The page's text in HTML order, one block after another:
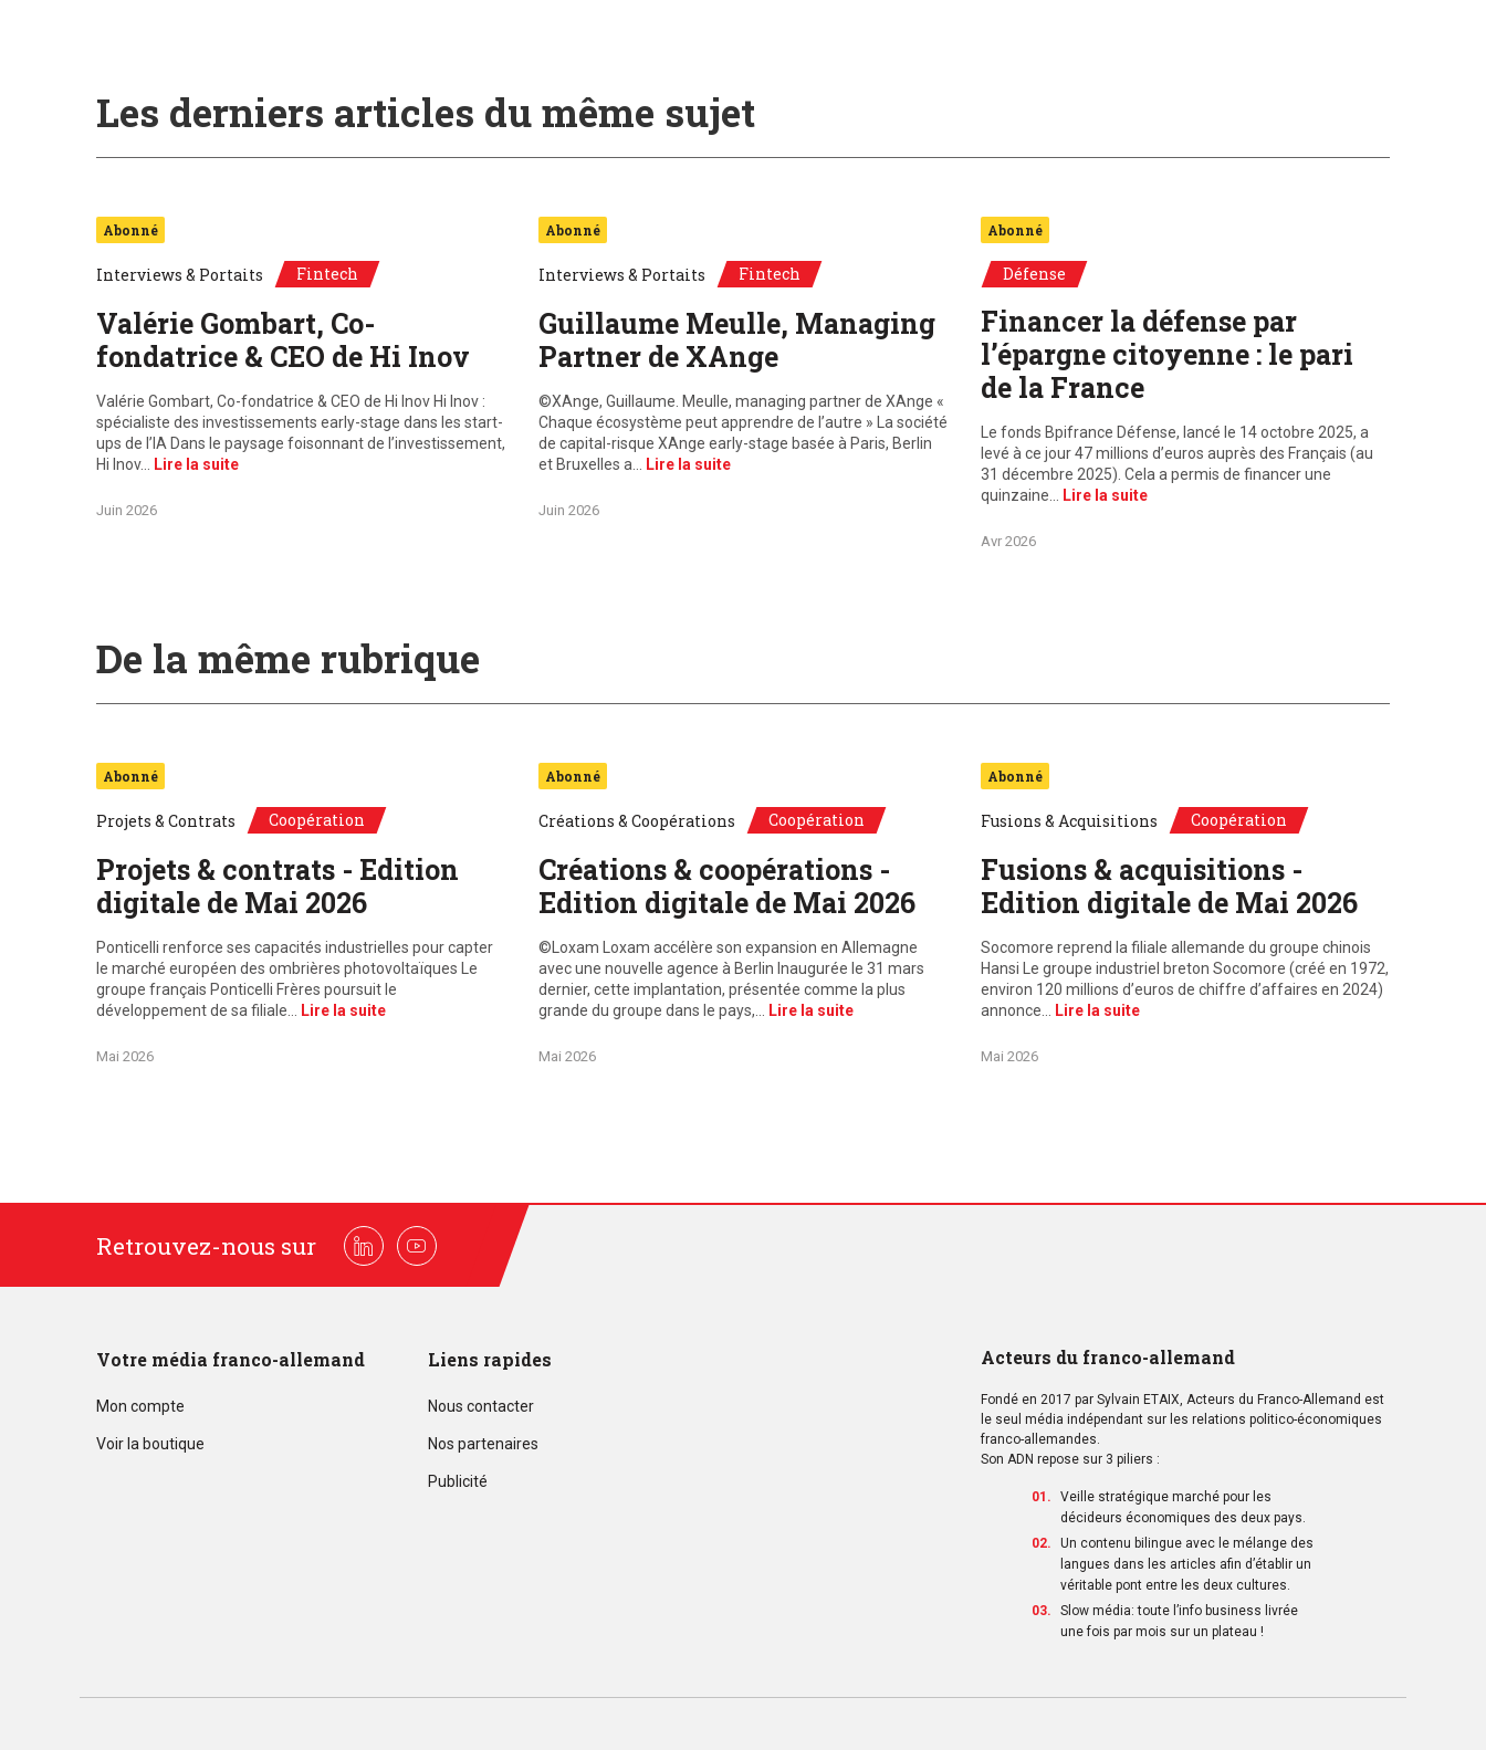
Les derniers articles du même sujet
Abonné
Interviews & Portaits Fintech
Valérie Gombart, Co-
fondatrice & CEO de Hi Inov
Valérie Gombart, Co-fondatrice & CEO de Hi Inov Hi Inov :
spécialiste des investissements early-stage dans les start-
ups de l’IA Dans le paysage foisonnant de l’investissement,
Hi Inov…
Lire la suite
Juin 2026
Abonné
Interviews & Portaits Fintech
Guillaume Meulle, Managing
Partner de XAnge
©XAnge, Guillaume. Meulle, managing partner de XAnge «
Chaque écosystème peut apprendre de l’autre » La société
de capital-risque XAnge early-stage basée à Paris, Berlin
et Bruxelles a…
Lire la suite
Juin 2026
Abonné
Défense
Financer la défense par
l’épargne citoyenne : le pari
de la France
Le fonds Bpifrance Défense, lancé le 14 octobre 2025, a
levé à ce jour 47 millions d’euros auprès des Français (au
31 décembre 2025). Cela a permis de financer une
quinzaine…
Lire la suite
Avr 2026
De la même rubrique
Abonné
Projets & Contrats Coopération
Projets & contrats - Edition
digitale de Mai 2026
Ponticelli renforce ses capacités industrielles pour capter
le marché européen des ombrières photovoltaïques Le
groupe français Ponticelli Frères poursuit le
développement de sa filiale…
Lire la suite
Mai 2026
Abonné
Créations & Coopérations Coopération
Créations & coopérations -
Edition digitale de Mai 2026
©Loxam Loxam accélère son expansion en Allemagne
avec une nouvelle agence à Berlin Inaugurée le 31 mars
dernier, cette implantation, présentée comme la plus
grande du groupe dans le pays,…
Lire la suite
Mai 2026
Abonné
Fusions & Acquisitions Coopération
Fusions & acquisitions -
Edition digitale de Mai 2026
Socomore reprend la filiale allemande du groupe chinois
Hansi Le groupe industriel breton Socomore (créé en 1972,
environ 120 millions d’euros de chiffre d’affaires en 2024)
annonce…
Lire la suite
Mai 2026
Retrouvez-nous sur LinkedinYoutube
Votre média franco-allemand
Mon compte
Voir la boutique
Liens rapides
Nous contacter
Nos partenaires
Publicité
Acteurs du franco-allemand
Fondé en 2017 par Sylvain ETAIX, Acteurs du Franco-Allemand est
le seul média indépendant sur les relations politico-économiques
franco-allemandes.
Son ADN repose sur 3 piliers :
Veille stratégique marché pour les
décideurs économiques des deux pays.
Un contenu bilingue avec le mélange des
langues dans les articles afin d’établir un
véritable pont entre les deux cultures.
Slow média: toute l’info business livrée
une fois par mois sur un plateau !